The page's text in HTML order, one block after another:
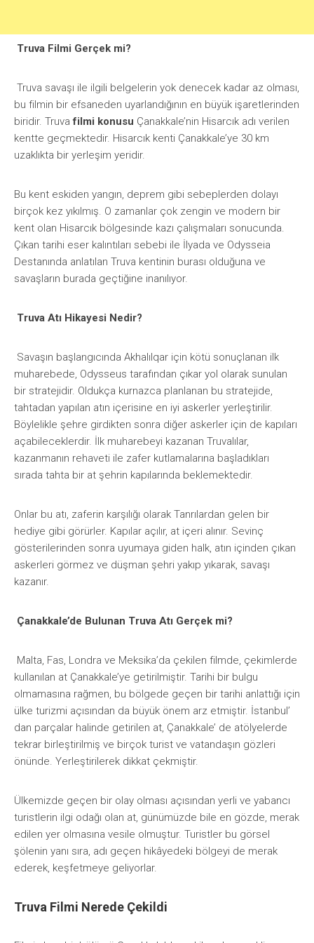
Truva Filmi Gerçek mi?
Truva savaşı ile ilgili belgelerin yok denecek kadar az olması,
bu filmin bir efsaneden uyarlandığının en büyük işaretlerinden
biridir. Truvafilmi konusu Çanakkale’nin Hisarcık adı verilen
kentte geçmektedir. Hisarcık kenti Çanakkale’ye 30 km
uzaklıkta bir yerleşim yeridir.
Bu kent eskiden yangın, deprem gibi sebeplerden dolayı
birçok kez yıkılmış. O zamanlar çok zengin ve modern bir
kent olan Hisarcık bölgesinde kazı çalışmaları sonucunda.
Çıkan tarihi eser kalıntıları sebebi ile İlyada ve Odysseia
Destanında anlatılan Truva kentinin burası olduğuna ve
savaşların burada geçtiğine inanılıyor.
Truva Atı Hikayesi Nedir?
Savaşın başlangıcında Akhalılqar için kötü sonuçlanan ilk
muharebede, Odysseus tarafından çıkar yol olarak sunulan
bir stratejidir. Oldukça kurnazca planlanan bu stratejide,
tahtadan yapılan atın içerisine en iyi askerler yerleştirilir.
Böylelikle şehre girdikten sonra diğer askerler için de kapıları
açabileceklerdir. İlk muharebeyi kazanan Truvalılar,
kazanmanın rehaveti ile zafer kutlamalarına başladıkları
sırada tahta bir at şehrin kapılarında beklemektedir.
Onlar bu atı, zaferin karşılığı olarak Tanrılardan gelen bir
hediye gibi görürler. Kapılar açılır, at içeri alınır. Sevinç
gösterilerinden sonra uyumaya giden halk, atın içinden çıkan
askerleri görmez ve düşman şehri yakıp yıkarak, savaşı
kazanır.
Çanakkale’de Bulunan Truva Atı Gerçek mi?
Malta, Fas, Londra ve Meksika’da çekilen filmde, çekimlerde
kullanılan at Çanakkale’ye getirilmiştir. Tarihi bir bulgu
olmamasına rağmen, bu bölgede geçen bir tarihi anlattığı için
ülke turizmi açısından da büyük önem arz etmiştir. İstanbul’
dan parçalar halinde getirilen at, Çanakkale’ de atölyelerde
tekrar birleştirilmiş ve birçok turist ve vatandaşın gözleri
önünde. Yerleştirilerek dikkat çekmiştir.
Ülkemizde geçen bir olay olması açısından yerli ve yabancı
turistlerin ilgi odağı olan at, günümüzde bile en gözde, merak
edilen yer olmasına vesile olmuştur. Turistler bu görsel
şölenin yanı sıra, adı geçen hikâyedeki bölgeyi de merak
ederek, keşfetmeye geliyorlar.
Truva Filmi Nerede Çekildi